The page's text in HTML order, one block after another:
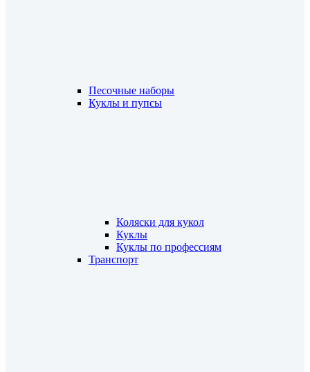
Песочные наборы
Куклы и пупсы
Коляски для кукол
Куклы
Куклы по профессиям
Транспорт